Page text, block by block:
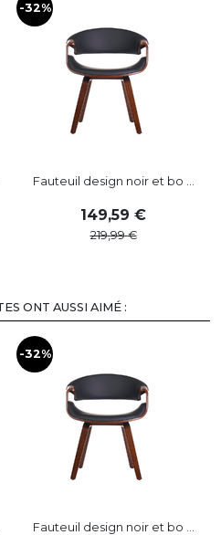
-32%
Fauteuil design noir et bo ...
149,59
219,99
ONT AUSSI AIMÉ :
-32%
Fauteuil design noir et bo ...